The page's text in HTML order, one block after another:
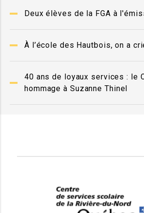
Deux élèves de la FGA à
À l’école des Hautbois, on a
40 ans de loyaux services : le
hommage à Suzanne Thinel